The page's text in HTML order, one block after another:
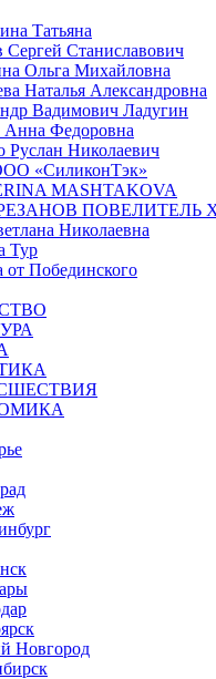
Татьяна
Сергей Станиславович
Ольга Михайловна
Наталья Александровна
Вадимович Ладугин
Анна Федоровна
Руслан Николаевич
«СиликонТэк»
MASHTAKOVA
ПОВЕЛИТЕЛЬ
Николаевна
Тур
от Побединского
Новгород